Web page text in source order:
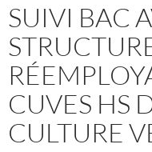
SUIVI BAC
CUVES HS
CULTURE